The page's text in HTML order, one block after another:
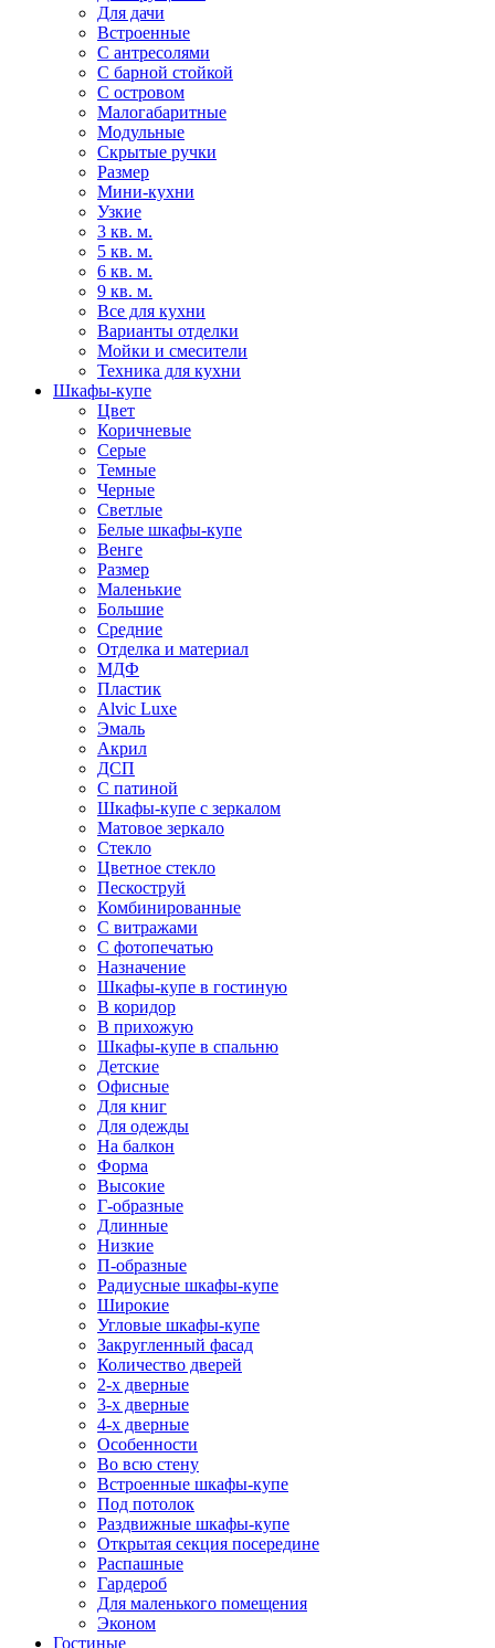
Для дачи
Встроенные
С антресолями
С барной стойкой
С островом
Малогабаритные
Модульные
Скрытые ручки
Размер
Мини-кухни
Узкие
3 кв. м.
5 кв. м.
6 кв. м.
9 кв. м.
Все для кухни
Варианты отделки
Мойки и смесители
Техника для кухни
Шкафы-купе
Цвет
Коричневые
Серые
Темные
Черные
Светлые
Белые шкафы-купе
Венге
Размер
Маленькие
Большие
Средние
Отделка и материал
МДФ
Пластик
Alvic Luxe
Эмаль
Акрил
ДСП
С патиной
Шкафы-купе с зеркалом
Матовое зеркало
Стекло
Цветное стекло
Пескоструй
Комбинированные
С витражами
С фотопечатью
Назначение
Шкафы-купе в гостиную
В коридор
В прихожую
Шкафы-купе в спальню
Детские
Офисные
Для книг
Для одежды
На балкон
Форма
Высокие
Г-образные
Длинные
Низкие
П-образные
Радиусные шкафы-купе
Широкие
Угловые шкафы-купе
Закругленный фасад
Количество дверей
2-х дверные
3-х дверные
4-х дверные
Особенности
Во всю стену
Встроенные шкафы-купе
Под потолок
Раздвижные шкафы-купе
Открытая секция посередине
Распашные
Гардероб
Для маленького помещения
Эконом
Гостиные